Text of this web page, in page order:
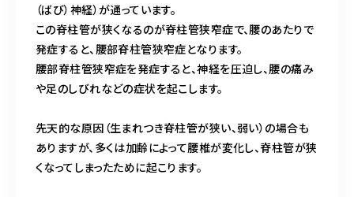
（ばび）神経）が通っています。
この脊柱管が狭くなるのが脊柱管狭窄症で、腰のあたりで
発症すると、腰部脊柱管狭窄症となります。
腰部脊柱管狭窄症を発症すると、神経を圧迫し、腰の痛み
や足のしびれなどの症状を起こします。
先天的な原因（生まれつき脊柱管が狭い、弱い）の場合も
ありますが、多くは加齢によって腰椎が変化し、脊柱管が狭
くなってしまったために起こります。